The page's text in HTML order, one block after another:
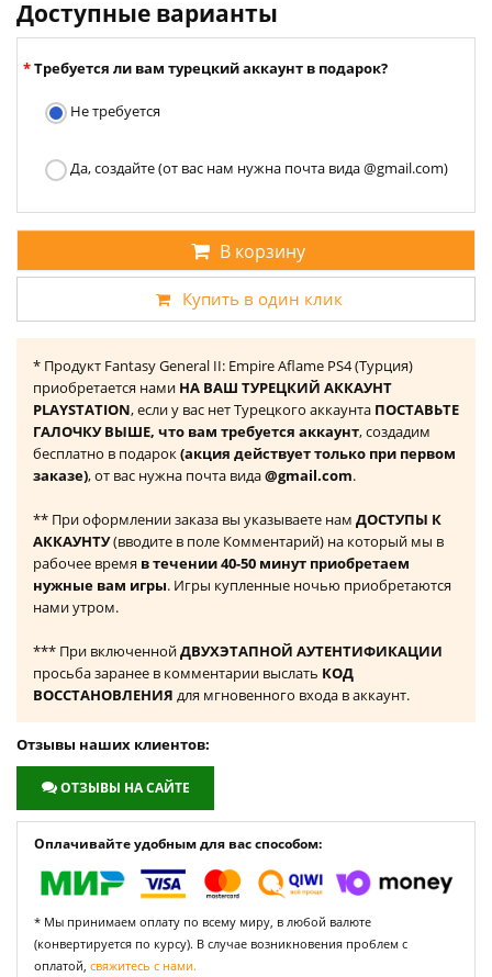
Доступные варианты
Требуется ли вам турецкий аккаунт в подарок?
Не требуется
Да, создайте (от вас нам нужна почта вида @gmail.com)
В корзину
Купить в один клик
* Продукт Fantasy General II: Empire Aflame PS4 (Турция)
приобретается нами НА ВАШ ТУРЕЦКИЙ АККАУНТ
PLAYSTATION, если у вас нет Турецкого аккаунта ПОСТАВЬТЕ
ГАЛОЧКУ ВЫШЕ, что вам требуется аккаунт, создадим
бесплатно в подарок(акция действует только при первом
заказе), от вас нужна почта вида@gmail.com.
** При оформлении заказа вы указываете нам ДОСТУПЫ К
АККАУНТУ(вводите в поле Комментарий) на который мы в
рабочее время в течении 40-50 минут приобретаем
нужные вам игры. Игры купленные ночью приобретаются
нами утром.
*** При включеннойДВУХЭТАПНОЙ АУТЕНТИФИКАЦИИ
просьба заранее в комментарии выслать КОД
ВОССТАНОВЛЕНИЯ для мгновенного входа в аккаунт.
Отзывы наших клиентов:
ОТЗЫВЫ НА САЙТЕ
Оплачивайте удобным для вас способом:
* Мы принимаем оплату по всему миру, в любой валюте
(конвертируется по курсу). В случае возникновения проблем с
оплатой, свяжитесь с нами.